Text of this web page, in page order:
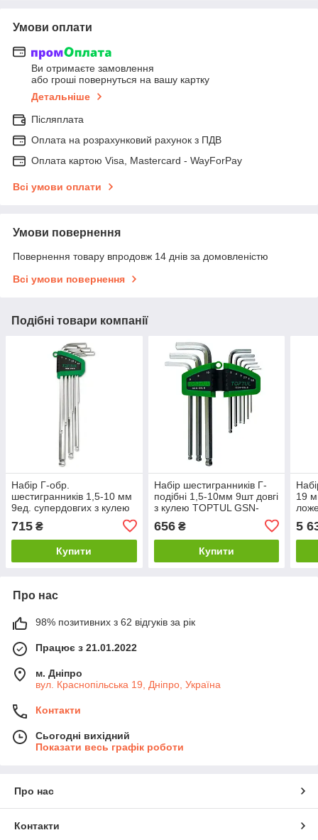
Умови оплати
Ви отримаєте замовлення
або гроші повернуться на вашу картку
Детальніше
Післяплата
Оплата на розрахунковий рахунок з ПДВ
Оплата картою Visa, Mastercard - WayForPay
Всі умови оплати
Умови повернення
Повернення товару впродовж 14 днів за домовленістю
Всі умови повернення
Подібні товари компанії
Набір Г-обр.
шестигранників 1,5-10 мм
9ед. супердовгих з кулею
GSN-09EB
715 ₴
Купити
Набір шестигранників Г-
подібні 1,5-10мм 9шт довгі
з кулею TOPTUL GSN-
656₴
Купити
19
5
Про нас
98% позитивних з 62 відгуків за рік
Працює з 21.01.2022
м. Дніпро
вул. Краснопільська 19, Дніпро, Україна
Контакти
Сьогодні вихідний
Показати весь графік роботи
Про нас
Контакти